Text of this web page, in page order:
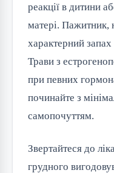
реакції в дитини
матері. Пажитник,
характерний
Трави з
при певних
починайте з
самопочуттям.
Звертайтеся до
грудного